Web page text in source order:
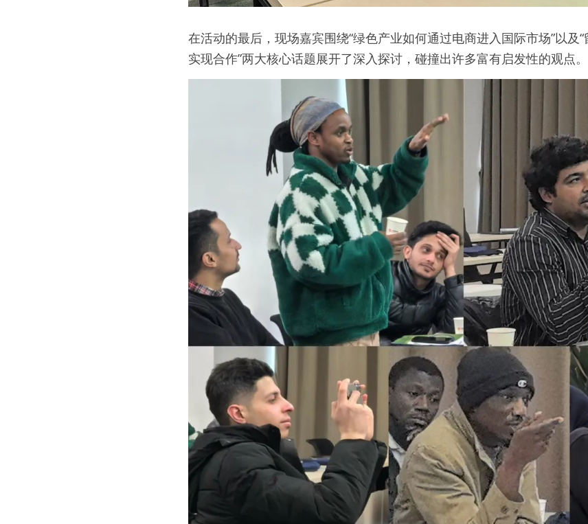
在活动的最后，现场嘉宾围绕“绿色产业如何通过电商进入国际市场”以及
实现合作”两大核心话题展开了深入探讨，碰撞出许多富有启发性的观点。